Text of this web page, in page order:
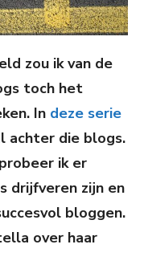
zou ik van de
toch het
In deze serie
achter die blogs.
ik er
drijfveren zijn en
bloggen.
over haar